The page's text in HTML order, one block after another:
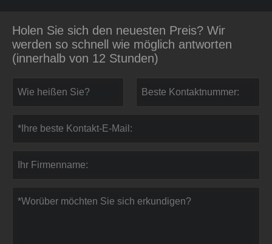
Holen Sie sich den neuesten Preis? Wir
werden so schnell wie möglich antworten
(innerhalb von 12 Stunden)